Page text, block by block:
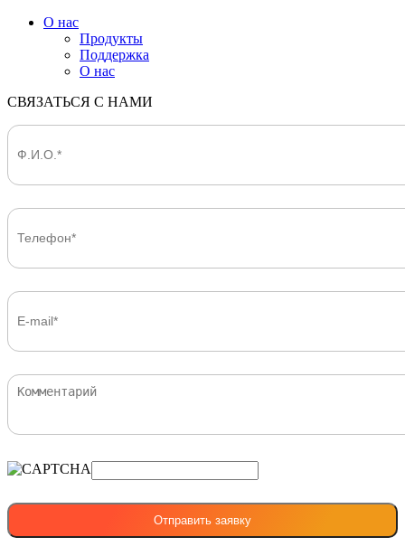
О нас
Продукты
Поддержка
О нас
СВЯЗАТЬСЯ С НАМИ